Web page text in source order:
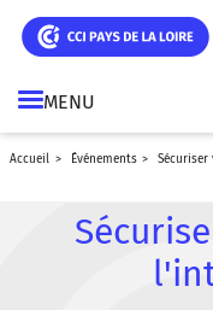
Aller
contenu
MENU
accueil événements
Panneau de gestion des